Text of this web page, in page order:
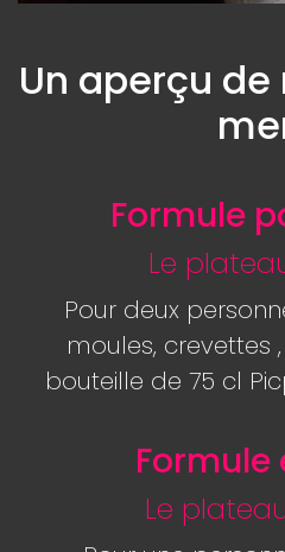
Un aperçu
Formule
Le
Pour deux
moules, crevettes
bouteille de 75 cl
Formule
Le